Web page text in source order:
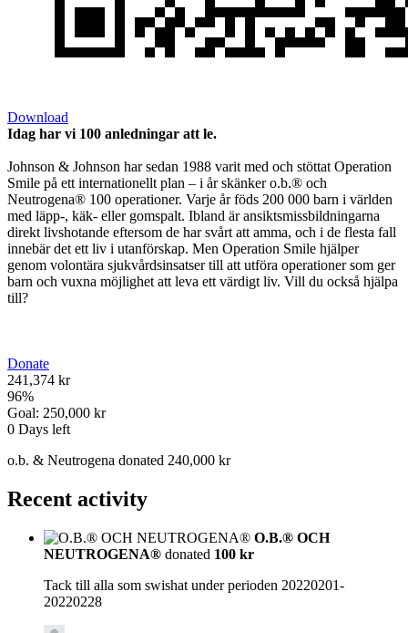
Download
Idag har vi 100 anledningar att le.
Johnson & Johnson har sedan 1988 varit med och stöttat Operation
Smile på ett internationellt plan – i år skänker o.b.® och
Neutrogena® 100 operationer. Varje år föds 200 000 barn i världen
med läpp-, käk- eller gomspalt. Ibland är ansiktsmissbildningarna
direkt livshotande eftersom de har svårt att amma, och i de flesta fall
innebär det ett liv i utanförskap. Men Operation Smile hjälper
genom volontära sjukvårdsinsatser till att utföra operationer som ger
barn och vuxna möjlighet att leva ett värdigt liv. Vill du också hjälpa
till?
Donate
241,374 kr
96%
Goal: 250,000 kr
0 Days left
o.b. & Neutrogena donated 240,000 kr
Recent activity
O.B.® OCH
NEUTROGENA® donated 100 kr
Tack till alla som swishat under perioden 20220201-
20220228